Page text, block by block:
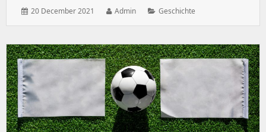
Posted
20 December 2021 Author:
Admin Categories:
Geschichte